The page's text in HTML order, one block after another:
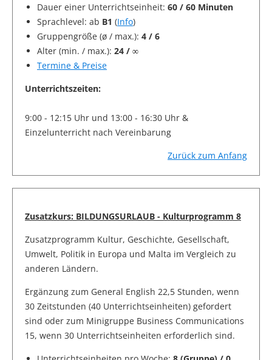
Dauer einer Unterrichtseinheit: 60 / 60 Minuten
Sprachlevel: ab B1 (Info)
Gruppengröße (ø / max.): 4 / 6
Alter (min. / max.): 24 / ∞
Termine & Preise
Unterrichtszeiten:
9:00 - 12:15 Uhr und 13:00 - 16:30 Uhr &
Einzelunterricht nach Vereinbarung
Zurück zum Anfang
Zusatzkurs: BILDUNGSURLAUB - Kulturprogramm 8
Zusatzprogramm Kultur, Geschichte, Gesellschaft,
Umwelt, Politik in Europa und Malta im Vergleich zu
anderen Ländern.
Ergänzung zum General English 22,5 Stunden, wenn
30 Zeitstunden (40 Unterrichtseinheiten) gefordert
sind oder zum Minigruppe Business Communications
15, wenn 30 Unterrichtseinheiten erforderlich sind.